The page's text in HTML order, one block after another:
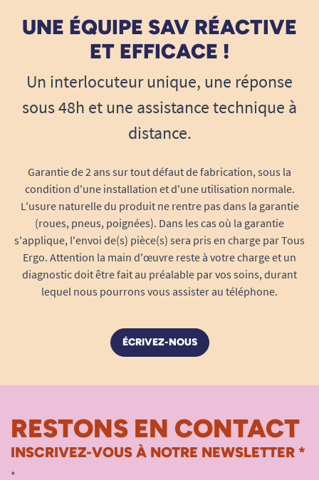
UNE ÉQUIPE SAV RÉACTIVE
ET EFFICACE !
Un interlocuteur unique, une réponse
sous 48h et une assistance technique à
distance.
Garantie de 2 ans sur tout défaut de fabrication, sous la
condition d'une installation et d'une utilisation normale.
L'usure naturelle du produit ne rentre pas dans la garantie
(roues, pneus, poignées). Dans les cas où la garantie
s'applique, l'envoi de(s) pièce(s) sera pris en charge par Tous
Ergo. Attention la main d'œuvre reste à votre charge et un
diagnostic doit être fait au préalable par vos soins, durant
lequel nous pourrons vous assister au téléphone.
ÉCRIVEZ-NOUS
RESTONS EN CONTACT
INSCRIVEZ-VOUS À NOTRE NEWSLETTER *
*